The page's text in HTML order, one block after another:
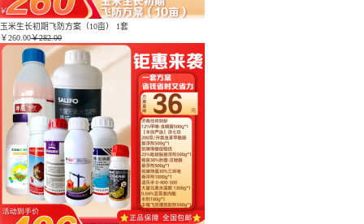
玉米生长初期飞防方案（10亩） 1套
￥260.00￥282.00